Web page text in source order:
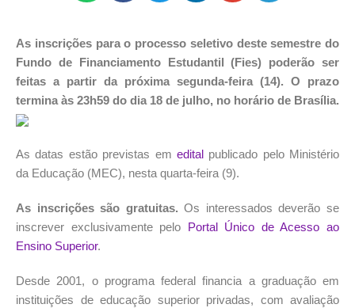
As inscrições para o processo seletivo deste semestre do
Fundo de Financiamento Estudantil (Fies) poderão ser
feitas a partir da próxima segunda-feira (14). O prazo
termina às 23h59 do dia 18 de julho, no horário de Brasília.
As datas estão previstas em editalpublicado pelo Ministério
da Educação (MEC), nesta quarta-feira (9).
As inscrições são gratuitas. Os interessados deverão se
inscrever exclusivamente pelo Portal Único de Acesso ao
Ensino Superior.
Desde 2001, o programa federal financia a graduação em
instituições de educação superior privadas, com avaliação